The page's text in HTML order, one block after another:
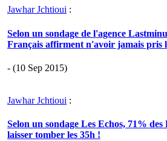
Jawhar Jchtioui :
Selon un sondage de l'agence
Français affirment n'avoir jamais pris
- (10 Sep 2015)
Jawhar Jchtioui :
Selon un sondage Les Echos, 71%
laisser tomber les 35h !